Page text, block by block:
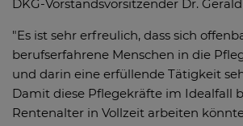
DKG-Vorstandsvorsitzender Dr.
"Es ist sehr erfreulich, dass sich
berufserfahrene Menschen in die
und darin eine erfüllende Tätigkeit
Damit diese Pflegekräfte im Idealfall
Rentenalter in Vollzeit arbeiten